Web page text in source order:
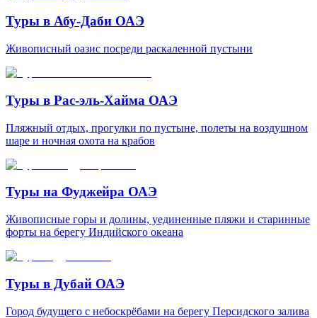
Туры в Абу-Даби ОАЭ
Живописный оазис посреди раскаленной пустыни
Туры в Рас-эль-Хайма ОАЭ
Пляжный отдых, прогулки по пустыне, полеты на воздушном
шаре и ночная охота на крабов
Туры на Фуджейра ОАЭ
Живописные горы и долины, уединенные пляжи и старинные
форты на берегу Индийского океана
Туры в Дубай ОАЭ
Город будущего с небоскрёбами на берегу Персидского залива